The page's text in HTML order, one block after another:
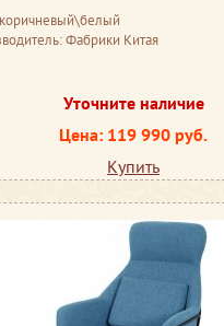
Фабрики Китая
Уточните наличие
Цена: 119 990 руб.
Купить